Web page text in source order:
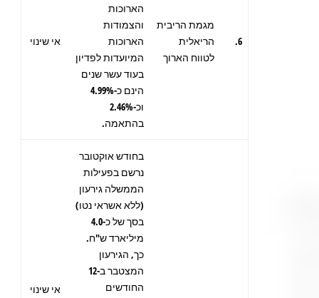
6.
מגמת הריבית
הריאלית
לטווח הארוך
הארוכות
והצמודות
הארוכות
המיועדות לפדיון
בעוד עשר שנים
הינם כ-4.99%
וכ-2.46%
בהתאמה.
אי שינוי
בחודש אוקטובר
נרשם בפעילות
הממשלה גירעון
(ללא אשראי נטו)
בסך של כ-4.0
מיליארד ש"ח.
כך, הגירעון
המצטבר ב-12
החודשים
אי שינוי